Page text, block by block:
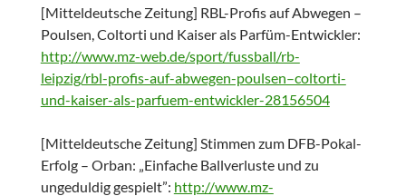
[Mitteldeutsche Zeitung] RBL-Profis auf Abwegen –
Poulsen, Coltorti und Kaiser als Parfüm-Entwickler:
http://www.mz-web.de/sport/fussball/rb-
leipzig/rbl-profis-auf-abwegen-poulsen–coltorti-
und-kaiser-als-parfuem-entwickler-28156504
[Mitteldeutsche Zeitung] Stimmen zum DFB-Pokal-
Erfolg – Orban: „Einfache Ballverluste und zu
ungeduldig gespielt”: http://www.mz-